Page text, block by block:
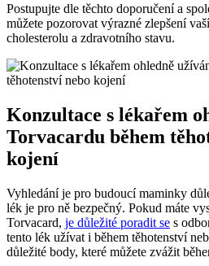
Postupujte dle těchto doporučení a
můžete pozorovat výrazné zlepšení
cholesterolu a zdravotního stavu.
Konzultace s lékařem
Torvacardu během
kojení
Vyhledání je pro budoucí maminky
lék je pro ně bezpečný. Pokud máte
Torvacard, je důležité poradit se s
tento lék užívat i během těhotenství
důležité body, které můžete zvážit